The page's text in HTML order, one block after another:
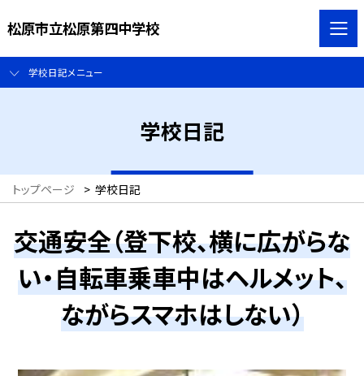
松原市立松原第四中学校
学校日記メニュー
学校日記
トップページ > 学校日記
交通安全（登下校、横に広がらな
い・自転車乗車中はヘルメット、
ながらスマホはしない）